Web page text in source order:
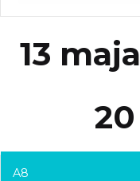
13
A8